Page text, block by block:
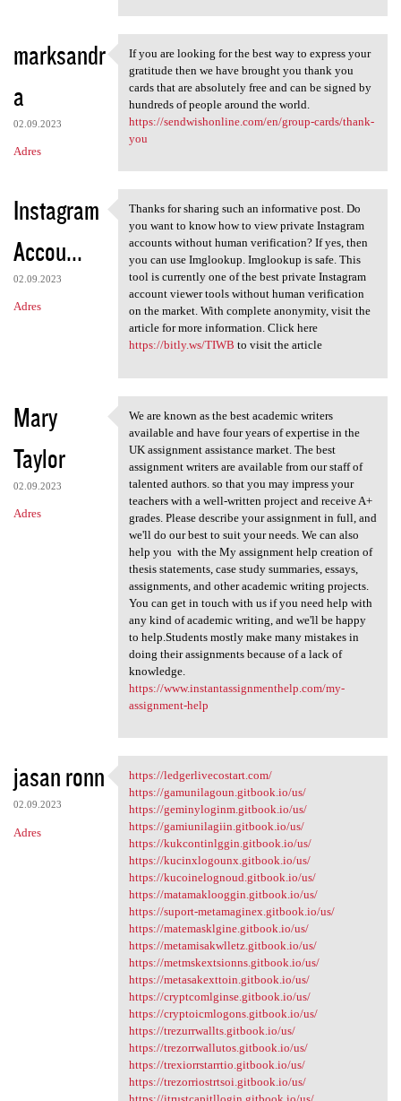
marksandr
a
02.09.2023
Adres
If you are looking for the
If you are looking for the best way to express your
gratitude then we have brought you thank you
cards that are absolutely free and can be signed by
hundreds of people around the world.
https://sendwishonline.com/en/group-cards/thank-
you
Instagram
Accou...
02.09.2023
Adres
Thanks for sharing such an
Thanks for sharing such an informative post. Do
you want to know how to view private Instagram
accounts without human verification? If yes, then
you can use Imglookup. Imglookup is safe. This
tool is currently one of the best private Instagram
account viewer tools without human verification
on the market. With complete anonymity, visit the
article for more information. Click here
https://bitly.ws/TIWB to visit the article
Mary
Taylor
02.09.2023
Adres
We are known as the best
We are known as the best academic writers
available and have four years of expertise in the
UK assignment assistance market. The best
assignment writers are available from our staff of
talented authors. so that you may impress your
teachers with a well-written project and receive A+
grades. Please describe your assignment in full, and
we'll do our best to suit your needs. We can also
help you with the My assignment help creation of
thesis statements, case study summaries, essays,
assignments, and other academic writing projects.
You can get in touch with us if you need help with
any kind of academic writing, and we'll be happy
to help.Students mostly make many mistakes in
doing their assignments because of a lack of
knowledge.
https://www.instantassignmenthelp.com/my-
assignment-help
jasan ronn
02.09.2023
Adres
https://ledgerlivecostart.com
https://ledgerlivecostart.com/
https://gamunilagoun.gitbook.io/us/
https://geminyloginm.gitbook.io/us/
https://gamiunilagiin.gitbook.io/us/
https://kukcontinlggin.gitbook.io/us/
https://kucinxlogounx.gitbook.io/us/
https://kucoinelognoud.gitbook.io/us/
https://matamaklooggin.gitbook.io/us/
https://suport-metamaginex.gitbook.io/us/
https://matemasklgine.gitbook.io/us/
https://metamisakwlletz.gitbook.io/us/
https://metmskextsionns.gitbook.io/us/
https://metasakexttoin.gitbook.io/us/
https://cryptcomlginse.gitbook.io/us/
https://cryptoicmlogons.gitbook.io/us/
https://trezurrwallts.gitbook.io/us/
https://trezorrwallutos.gitbook.io/us/
https://trexiorrstarrtio.gitbook.io/us/
https://trezorriostrtsoi.gitbook.io/us/